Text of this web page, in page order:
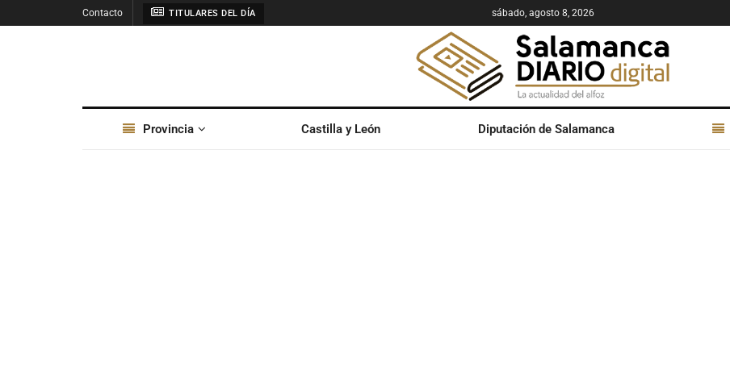
Contacto TITULARES DEL DÍA sábado, agosto 8, 2026
Provincia Castilla y León Diputación de Salamanca